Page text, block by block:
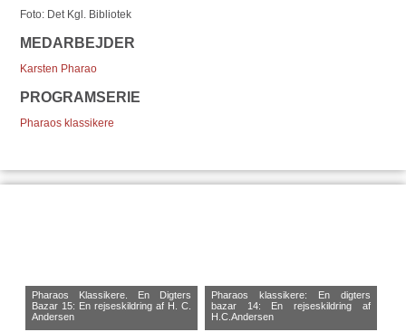
Foto: Det Kgl. Bibliotek
MEDARBEJDER
Karsten Pharao
PROGRAMSERIE
Pharaos klassikere
Pharaos Klassikere. En Digters
Bazar 15: En rejseskildring af H. C.
Andersen
Pharaos klassikere: En digters
bazar 14: En rejseskildring af
H.C.Andersen